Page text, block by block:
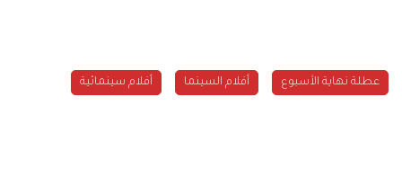
عطلة نهاية الأسبوع أفلام السينما أفلام سينمائية